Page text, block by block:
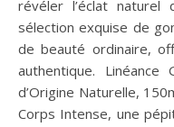
révéler l’éclat naturel
sélection exquise de
de beauté ordinaire,
authentique. Linéance
d’Origine Naturelle,
Corps Intense, une